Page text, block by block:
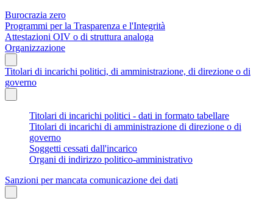
Burocrazia zero
Programmi per la Trasparenza e l'Integrità
Attestazioni OIV o di struttura analoga
Organizzazione
Titolari di incarichi politici, di amministrazione, di direzione o di
governo
Titolari di incarichi politici - dati in formato tabellare
Titolari di incarichi di amministrazione di direzione o di
governo
Soggetti cessati dall'incarico
Organi di indirizzo politico-amministrativo
Sanzioni per mancata comunicazione dei dati